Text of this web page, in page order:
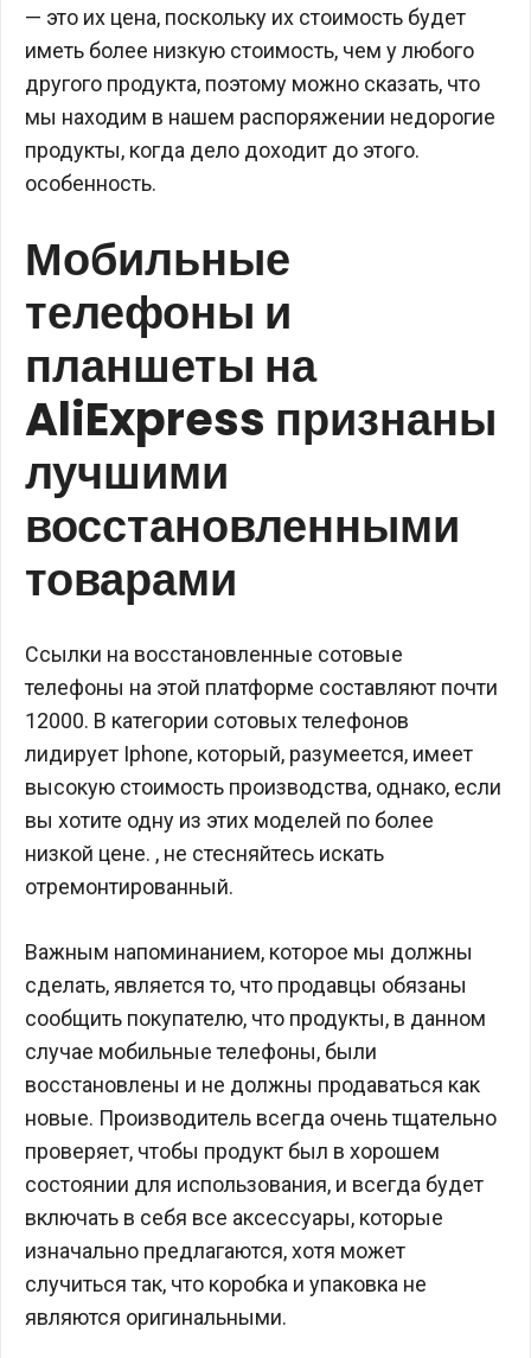
— это их цена, поскольку их стоимость будет
иметь более низкую стоимость, чем у любого
другого продукта, поэтому можно сказать, что
мы находим в нашем распоряжении недорогие
продукты, когда дело доходит до этого.
особенность.
Мобильные
телефоны и
планшеты на
AliExpress признаны
лучшими
восстановленными
товарами
Ссылки на восстановленные сотовые
телефоны на этой платформе составляют почти
12000. В категории сотовых телефонов
лидирует Iphone, который, разумеется, имеет
высокую стоимость производства, однако, если
вы хотите одну из этих моделей по более
низкой цене. , не стесняйтесь искать
отремонтированный.
Важным напоминанием, которое мы должны
сделать, является то, что продавцы обязаны
сообщить покупателю, что продукты, в данном
случае мобильные телефоны, были
восстановлены и не должны продаваться как
новые. Производитель всегда очень тщательно
проверяет, чтобы продукт был в хорошем
состоянии для использования, и всегда будет
включать в себя все аксессуары, которые
изначально предлагаются, хотя может
случиться так, что коробка и упаковка не
являются оригинальными.